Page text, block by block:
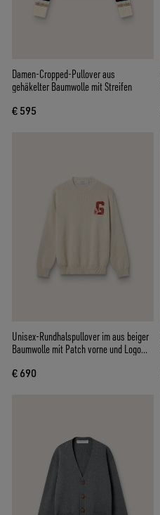
Damen-Cropped-Pullover aus
gehäkelter Baumwolle mit Streifen
€ 595
Unisex-Rundhalspullover im aus beiger
Baumwolle mit Patch vorne und Logo
€ 690